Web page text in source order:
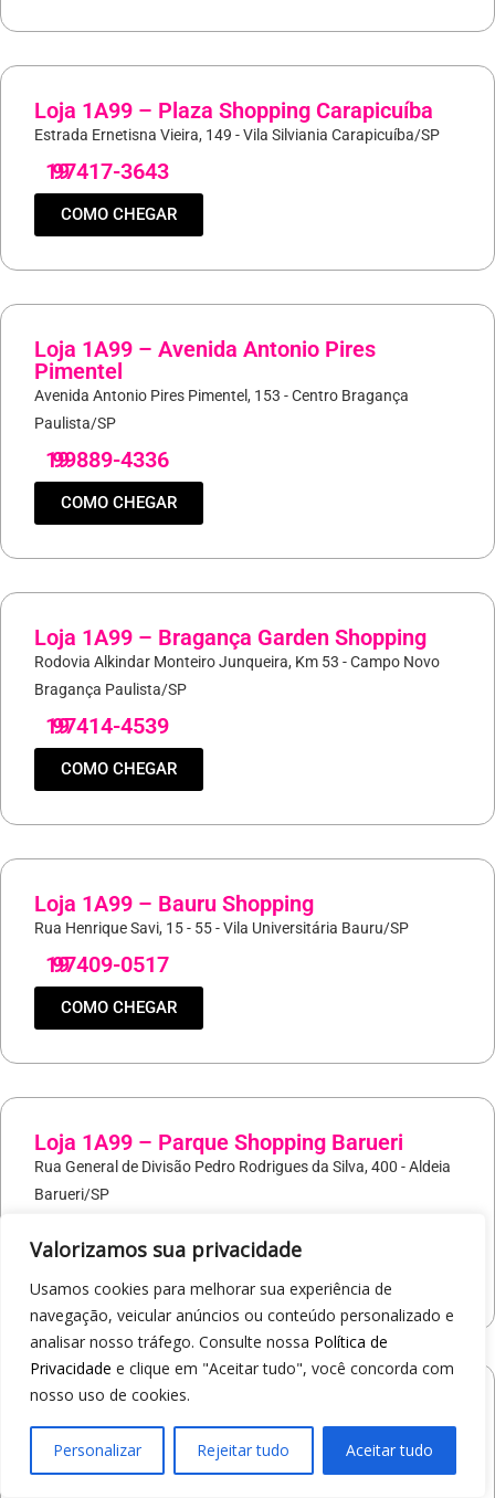
Valorizamos sua privacidade
Usamos cookies para melhorar sua experiência de
navegação, veicular anúncios ou conteúdo personalizado e
analisar nosso tráfego. Consulte nossa Política de
Privacidade e clique em "Aceitar tudo", você concorda com
nosso uso de cookies.
Personalizar Rejeitar tudo Aceitar tudo
Loja 1A99 – Plaza Shopping Carapicuíba
Estrada Ernetisna Vieira, 149 - Vila Silviania Carapicuíba/SP
19
97417-3643
COMO CHEGAR
Loja 1A99 – Avenida Antonio Pires
Pimentel
Avenida Antonio Pires Pimentel, 153 - Centro Bragança
Paulista/SP
19
99889-4336
COMO CHEGAR
Loja 1A99 – Bragança Garden Shopping
Rodovia Alkindar Monteiro Junqueira, Km 53 - Campo Novo
Bragança Paulista/SP
19
97414-4539
COMO CHEGAR
Loja 1A99 – Bauru Shopping
Rua Henrique Savi, 15 - 55 - Vila Universitária Bauru/SP
19
97409-0517
COMO CHEGAR
Loja 1A99 – Parque Shopping Barueri
Rua General de Divisão Pedro Rodrigues da Silva, 400 - Aldeia
Barueri/SP
Loja 1A99 – North Shopping Barretos
Via Conselheiro Antonio Prado, 1400 - Pedro Cavaline
Barretos/SP